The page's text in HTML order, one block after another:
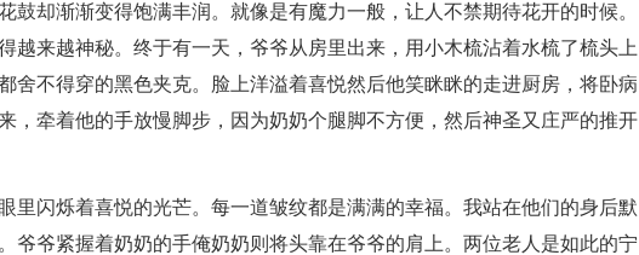
鼓却渐渐变得饱满丰润。就像是有魔力一般，让人不禁期待花开的时候。
越来越神秘。终于有一天，爷爷从房里出来，用小木梳沾着水梳了梳头上
舍不得穿的黑色夹克。脸上洋溢着喜悦然后他笑眯眯的走进厨房，将卧病
，牵着他的手放慢脚步，因为奶奶个腿脚不方便，然后神圣又庄严的推开
里闪烁着喜悦的光芒。每一道皱纹都是满满的幸福。我站在他们的身后默
爷爷紧握着奶奶的手俺奶奶则将头靠在爷爷的肩上。两位老人是如此的宁